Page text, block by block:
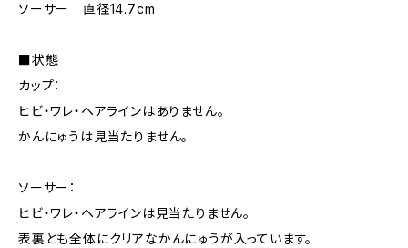
ソーサー 直径14.7cm
■状態
カップ：
ヒビ・ワレ・ヘアラインはありません。
かんにゅうは見当たりません。
ソーサー：
ヒビ・ワレ・ヘアラインは見当たりません。
表裏とも全体にクリアなかんにゅうが入っています。